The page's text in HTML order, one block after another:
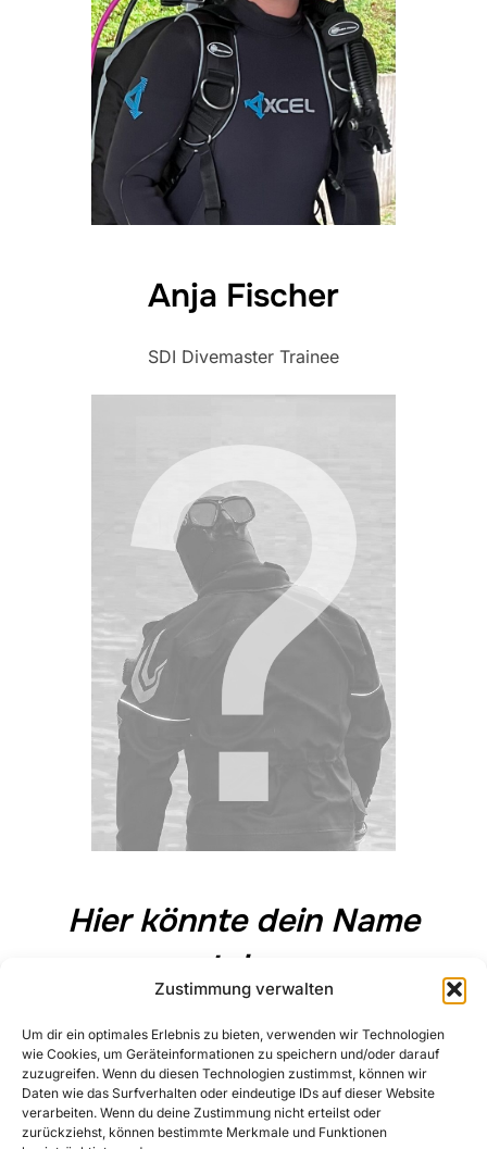
Zustimmung verwalten
Um dir ein optimales Erlebnis zu bieten, verwenden wir Technologien
wie Cookies, um Geräteinformationen zu speichern und/oder darauf
zuzugreifen. Wenn du diesen Technologien zustimmst, können wir
Daten wie das Surfverhalten oder eindeutige IDs auf dieser Website
verarbeiten. Wenn du deine Zustimmung nicht erteilst oder
zurückziehst, können bestimmte Merkmale und Funktionen
Anja Fischer
SDI Divemaster Trainee
Hier könnte dein Name
stehen
WerdeDive Professional!
Heute nochanfragen.